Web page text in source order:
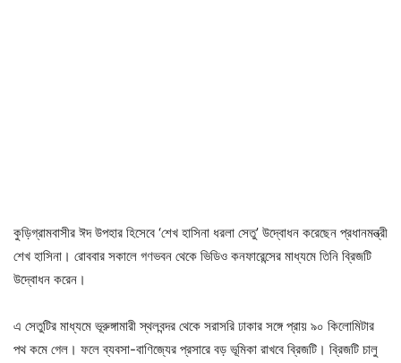
কুড়িগ্রামবাসীর ঈদ উপহার হিসেবে ‘শেখ হাসিনা ধরলা সেতু’ উদ্বোধন করেছেন প্রধানমন্ত্রী
শেখ হাসিনা। রোববার সকালে গণভবন থেকে ভিডিও কনফারেন্সের মাধ্যমে তিনি ব্রিজটি
উদ্বোধন করেন।
এ সেতুটির মাধ্যমে ভূরুঙ্গামারী স্থলবন্দর থেকে সরাসরি ঢাকার সঙ্গে প্রায় ৯০ কিলোমিটার
পথ কমে গেল। ফলে ব্যবসা-বাণিজ্যের প্রসারে বড় ভূমিকা রাখবে ব্রিজটি। ব্রিজটি চালু